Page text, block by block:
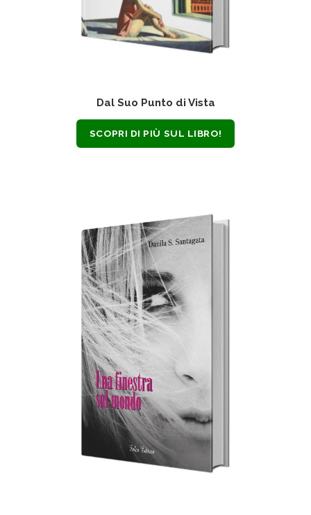
Dal Suo Punto di Vista
SCOPRI DI PIÙ SUL LIBRO!